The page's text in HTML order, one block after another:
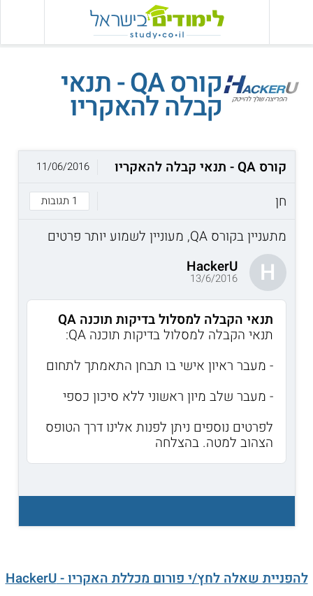
קורס QA - תנאי
קבלה להאקריו
קורס QA - תנאי קבלה להאקריו
חן
1 תגובות
11/06/2016
מתעניין בקורס QA, מעוניין לשמוע יותר פרטים
H
HackerU
13/6/2016
תנאי הקבלה למסלול בדיקות תוכנה QA
תנאי הקבלה למסלול בדיקות תוכנה QA:
- מעבר ראיון אישי בו תבחן התאמתך לתחום
- מעבר שלב מיון ראשוני ללא סיכון כספי
לפרטים נוספים ניתן לפנות אלינו דרך הטופס
הצהוב למטה. בהצלחה
להפניית שאלה לחץ/י פורום מכללת האקריו - HackerU